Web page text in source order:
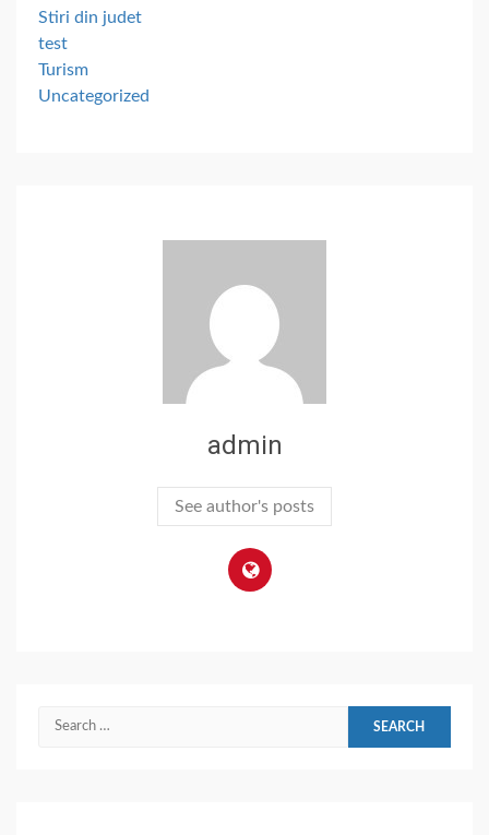
Stiri din judet
test
Turism
Uncategorized
admin
See author's posts
Search